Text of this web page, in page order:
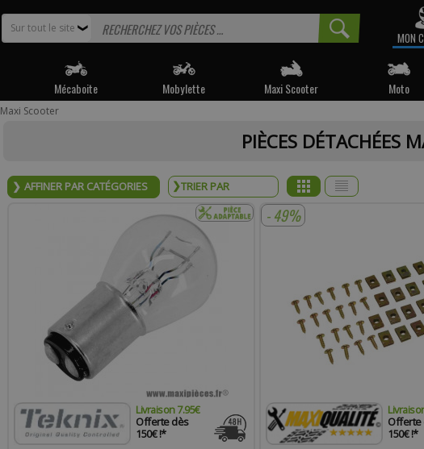
❯
Sur tout le site
MON
Mécaboite Mobylette Maxi Scooter Moto
Maxi Scooter
PIÈCES DÉTACHÉES
AFFINER PAR CATÉGORIES
Livraison 7.95€
Offerte dès
150€ !*
- 49%
Offerte
150€ !*
* Email :
Téléphone :
Commentaire :